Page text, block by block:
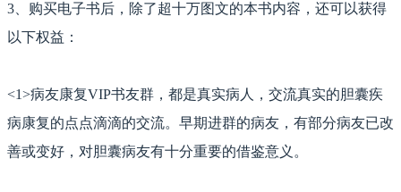
3、 购买电子书后，除了超十万图文的本书内容，还可以获得
以下权益：
<1>病友康复VIP书友群，都是真实病人，交流真实的胆囊疾
病康复的点点滴滴的交流。早期进群的病友， 有部分病友已改
善或变好，对胆囊病友有十分重要的借鉴意义。